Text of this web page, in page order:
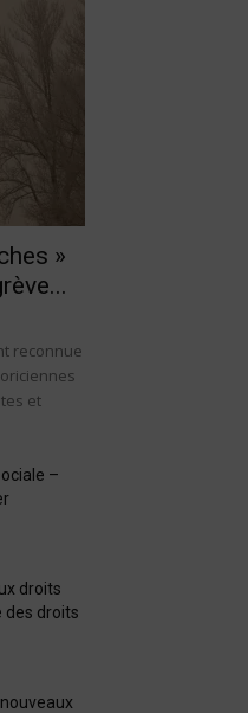
»
reconnue
et
–
droits
des droits